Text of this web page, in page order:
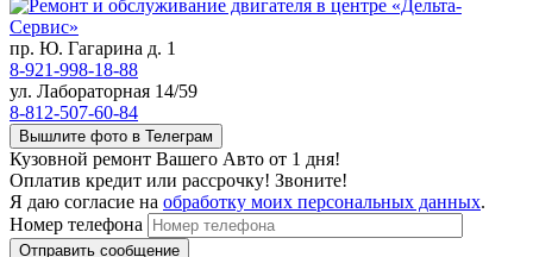
пр. Ю. Гагарина д. 1
8-921-998-18-88
ул. Лабораторная 14/59
8-812-507-60-84
Вышлите фото в Телеграм
Кузовной ремонт Вашего Авто от 1 дня!
Оплатив кредит или рассрочку! Звоните!
Я даю согласие на обработку моих персональных данных.
Номер телефона